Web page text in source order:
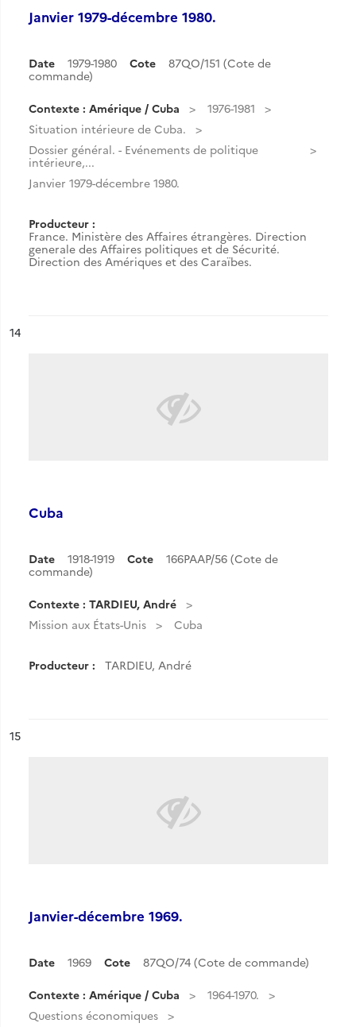
Janvier 1979-décembre 1980.
Date 1979-1980 Cote
87QO/151 (Cote de
commande)
Contexte : Amérique / Cuba
1976-1981
Situation intérieure de Cuba.
Dossier général. - Evénements de politique
intérieure,...
Janvier 1979-décembre 1980.
Producteur :
France. Ministère des Affaires étrangères. Direction
generale des Affaires politiques et de Sécurité.
Direction des Amériques et des Caraïbes.
n°
14
Cuba
Date 1918-1919 Cote
166PAAP/56 (Cote de
commande)
Contexte : TARDIEU, André
Mission aux États-Unis
Cuba
Producteur : TARDIEU, André
n°
15
Janvier-décembre 1969.
Date 1969 Cote 87QO/74 (Cote de commande)
Contexte : Amérique / Cuba
1964-1970.
Questions économiques